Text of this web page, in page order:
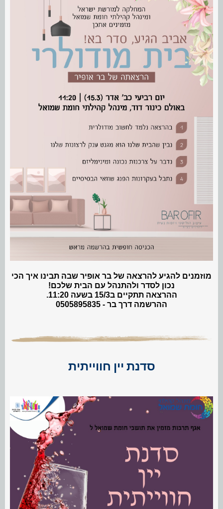
מוזמנים להגיע להרצאה של בר אופיר שבה תבינו איך הכי
נכון לסדר ולהתנהל עם הבית שלכם!
ההרצאה תתקיים ב15/3 בשעה 11:20.
ההרשמה דרך בר - 0505895835
סדנת יין חווייתית